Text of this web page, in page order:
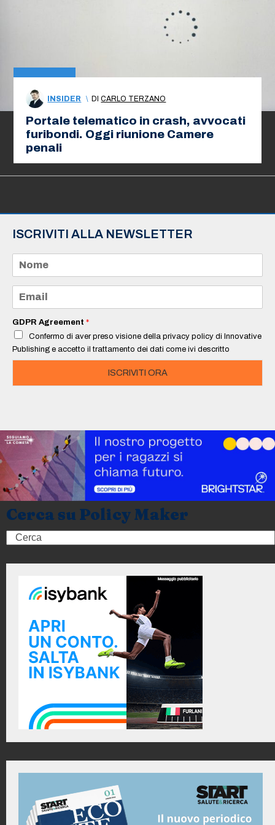
INSIDER \ DICARLO TERZANO
Portale telematico in crash, avvocati
furibondi. Oggi riunione Camere
penali
ISCRIVITI ALLA NEWSLETTER
m
e
a
i
*
GDPR Agreement *
Confermo di aver preso visione della privacy policy di Innovative
Publishing e accetto il trattamento dei dati come ivi descritto
ISCRIVITI ORA
Cerca su Policy Maker
Search